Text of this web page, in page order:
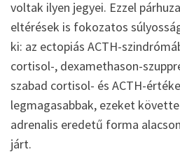
voltak ilyen jegyei. Ezzel
eltérések is fokozatos
ki: az ectopiás ACTH-
cortisol-, dexamethason-
szabad cortisol- és ACTH-
legmagasabbak, ezeket
adrenalis eredetű forma
járt.